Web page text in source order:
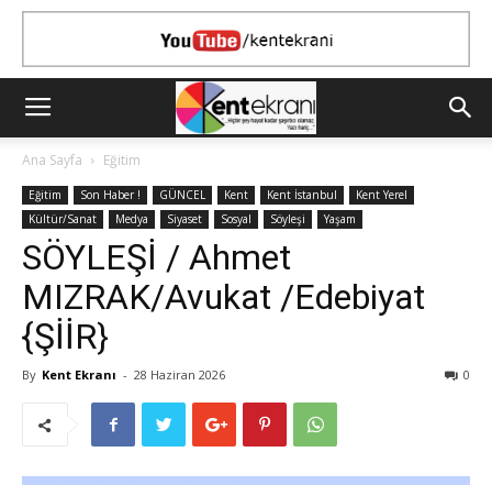
Ana Sayfa Eğitim
Eğitim Son Haber ! GÜNCEL Kent Kent İstanbul
Kent Yerel
Kültür/Sanat
Medya Siyaset Sosyal Söyleşi Yaşam
SÖYLEŞİ / Ahmet
MIZRAK/Avukat /Edebiyat
{ŞİİR}
By Kent Ekranı - 28 Haziran 2026 0